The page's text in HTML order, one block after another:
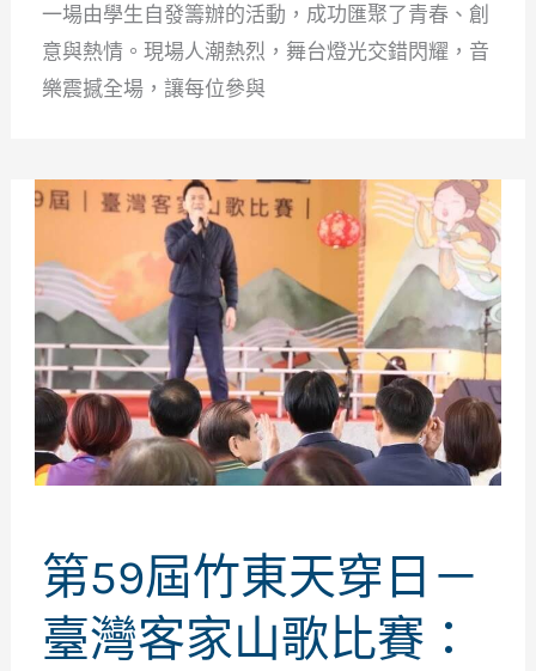
一場由學生自發籌辦的活動，成功匯聚了青春、創
意與熱情。現場人潮熱烈，舞台燈光交錯閃耀，音
樂震撼全場，讓每位參與
第59屆竹東天穿日－
臺灣客家山歌比賽：